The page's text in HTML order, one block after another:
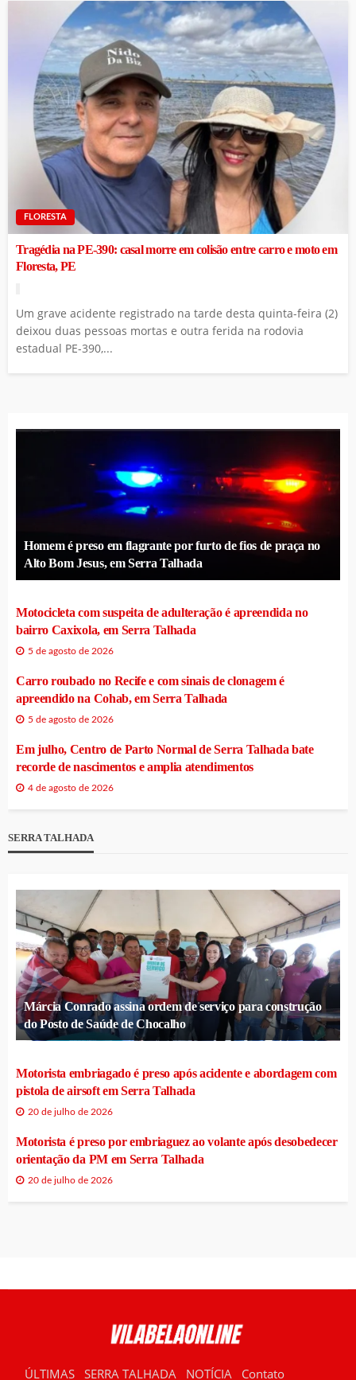
FLORESTA
Tragédia na PE-390: casal morre em colisão entre carro e moto em
Floresta, PE
Um grave acidente registrado na tarde desta quinta-feira (2)
deixou duas pessoas mortas e outra ferida na rodovia
estadual PE-390,...
Homem é preso em flagrante por furto de fios de praça no
Alto Bom Jesus, em Serra Talhada
Motocicleta com suspeita de adulteração é apreendida no
bairro Caxixola, em Serra Talhada
5 de agosto de 2026
Carro roubado no Recife e com sinais de clonagem é
apreendido na Cohab, em Serra Talhada
5 de agosto de 2026
Em julho, Centro de Parto Normal de Serra Talhada bate
recorde de nascimentos e amplia atendimentos
4 de agosto de 2026
SERRA TALHADA
Márcia Conrado assina ordem de serviço para construção
do Posto de Saúde de Chocalho
Motorista embriagado é preso após acidente e abordagem com
pistola de airsoft em Serra Talhada
20 de julho de 2026
Motorista é preso por embriaguez ao volante após desobedecer
orientação da PM em Serra Talhada
20 de julho de 2026
ÚLTIMAS SERRA TALHADA NOTÍCIA Contato